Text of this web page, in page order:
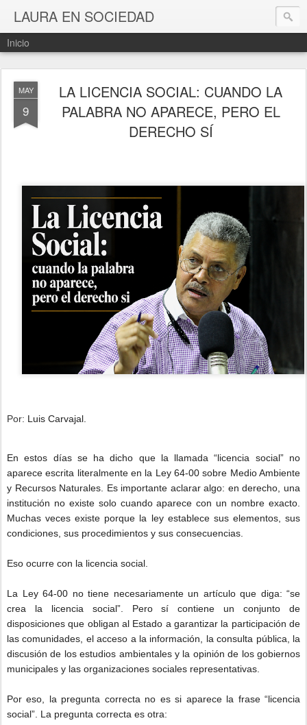
LAURA EN SOCIEDAD
Inicio
MAY
9
LA LICENCIA SOCIAL: CUANDO LA
PALABRA NO APARECE, PERO EL
DERECHO SÍ
Por: Luis Carvajal.
En estos días se ha dicho que la llamada “licencia social” no
aparece escrita literalmente en la Ley 64-00 sobre Medio Ambiente
y Recursos Naturales. Es importante aclarar algo: en derecho, una
institución no existe solo cuando aparece con un nombre exacto.
Muchas veces existe porque la ley establece sus elementos, sus
condiciones, sus procedimientos y sus consecuencias.
Eso ocurre con la licencia social.
La Ley 64-00 no tiene necesariamente un artículo que diga: “se
crea la licencia social”. Pero sí contiene un conjunto de
disposiciones que obligan al Estado a garantizar la participación de
las comunidades, el acceso a la información, la consulta pública, la
discusión de los estudios ambientales y la opinión de los gobiernos
municipales y las organizaciones sociales representativas.
Por eso, la pregunta correcta no es si aparece la frase “licencia
social”. La pregunta correcta es otra: